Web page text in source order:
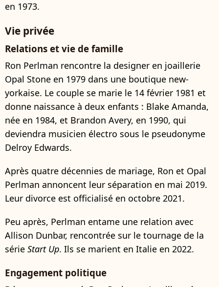
en 1973.
Vie privée
Relations et vie de famille
Ron Perlman rencontre la designer en joaillerie
Opal Stone en 1979 dans une boutique new-
yorkaise. Le couple se marie le 14 février 1981 et
donne naissance à deux enfants : Blake Amanda,
née en 1984, et Brandon Avery, en 1990, qui
deviendra musicien électro sous le pseudonyme
Delroy Edwards.
Après quatre décennies de mariage, Ron et Opal
Perlman annoncent leur séparation en mai 2019.
Leur divorce est officialisé en octobre 2021.
Peu après, Perlman entame une relation avec
Allison Dunbar, rencontrée sur le tournage de la
série Start Up. Ils se marient en Italie en 2022.
Engagement politique